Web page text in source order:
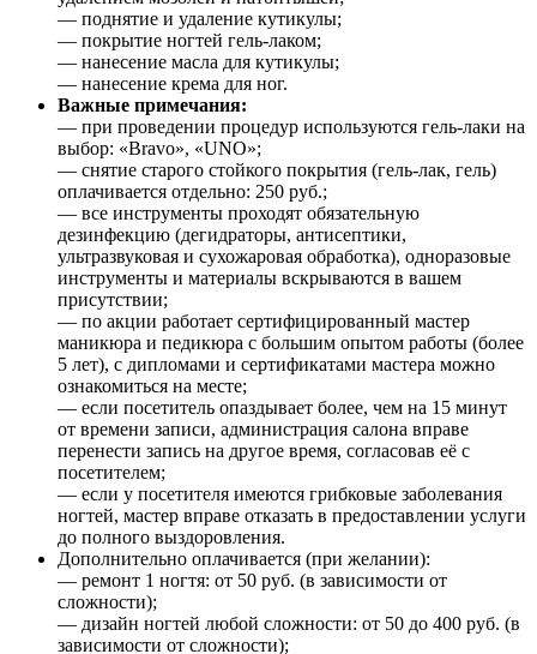
— поднятие и удаление кутикулы;
— покрытие ногтей гель-лаком;
— нанесение масла для кутикулы;
— нанесение крема для ног.
Важные примечания:
— при проведении процедур используются гель-лаки на
выбор: «Bravo», «UNO»;
— снятие старого стойкого покрытия (гель-лак, гель)
оплачивается отдельно: 250 руб.;
— все инструменты проходят обязательную
дезинфекцию (дегидраторы, антисептики,
ультразвуковая и сухожаровая обработка), одноразовые
инструменты и материалы вскрываются в вашем
присутствии;
— по акции работает сертифицированный мастер
маникюра и педикюра с большим опытом работы (более
5 лет), с дипломами и сертификатами мастера можно
ознакомиться на месте;
— если посетитель опаздывает более, чем на 15 минут
от времени записи, администрация салона вправе
перенести запись на другое время, согласовав её с
посетителем;
— если у посетителя имеются грибковые заболевания
ногтей, мастер вправе отказать в предоставлении услуги
до полного выздоровления.
Дополнительно оплачивается (при желании):
— ремонт 1 ногтя: от 50 руб. (в зависимости от
сложности);
— дизайн ногтей любой сложности: от 50 до 400 руб. (в
зависимости от сложности);